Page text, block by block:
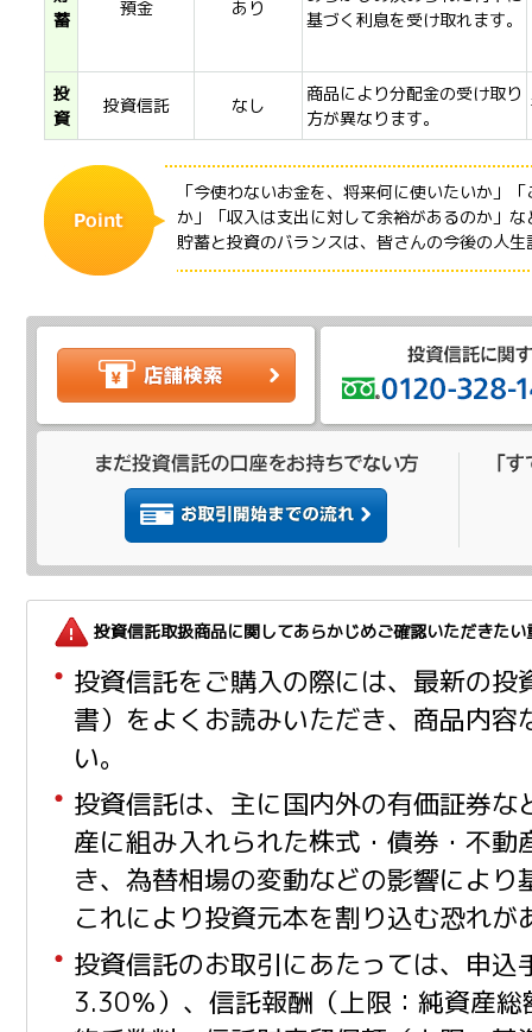
蓄
預金 あり
基づく利息を受け取れます。
投
資
投資信託 なし
商品により分配金の受け取り
方が異なります。
「今使わないお金を、将来何に使いたいか」
か」「収入は支出に対して余裕があるのか」
貯蓄と投資のバランスは、皆さんの今後の人
投資信託取扱商品に関してあらかじめご確認いただきたい
投資信託をご購入の際には、最新の
書）をよくお読みいただき、商品内
い。
投資信託は、主に国内外の有価証券
産に組み入れられた株式・債券・不
き、為替相場の変動などの影響によ
これにより投資元本を割り込む恐れが
投資信託のお取引にあたっては、申
3.30％）、信託報酬（上限：純資産